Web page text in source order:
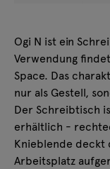
Ogi N ist ein
Verwendung
Space. Das
nur als Gestell,
Der Schreibtisch
erhältlich -
Knieblende deckt
Arbeitsplatz